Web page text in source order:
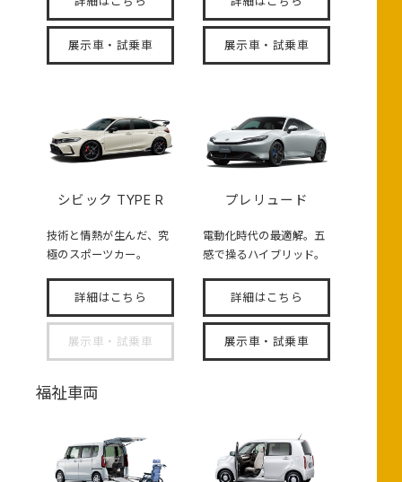
展示車・試乗車 展示車・試乗車
シビック TYPE R
技術と情熱が生んだ、究
極のスポーツカー。
詳細はこちら
展示車・試乗車
プレリュード
電動化時代の最適解。五
感で操るハイブリッド。
詳細はこちら
展示車・試乗車
福祉車両